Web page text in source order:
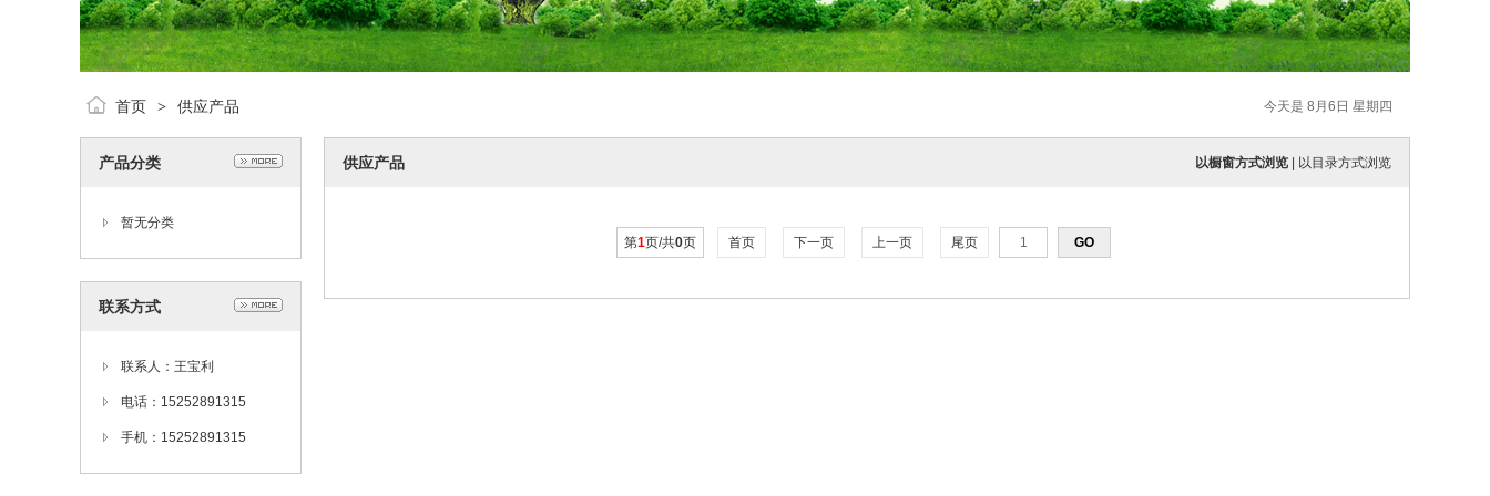
今天是 8月6日 星期四
首页 > 供应产品
产品分类
暂无分类
联系方式
联系人：王宝利
电话：15252891315
手机：15252891315
以橱窗方式浏览 以目录方式浏览
供应产品
第1页/共0页 首页 下一页 上一页 尾页